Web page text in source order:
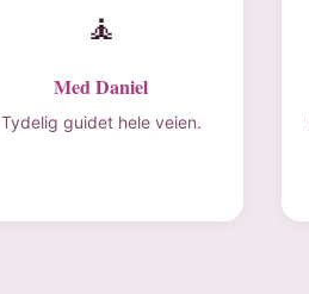
🧘
Med Daniel
Tydelig guidet hele veien.